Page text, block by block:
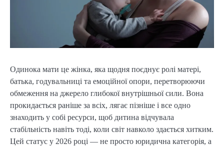
Одинока мати це жінка, яка щодня поєднує ролі матері,
батька, годувальниці та емоційної опори, перетворюючи
обмеження на джерело глибокої внутрішньої сили. Вона
прокидається раніше за всіх, лягає пізніше і все одно
знаходить у собі ресурси, щоб дитина відчувала
стабільність навіть тоді, коли світ навколо здається хитким.
Цей статус у 2026 році — не просто юридична категорія, а